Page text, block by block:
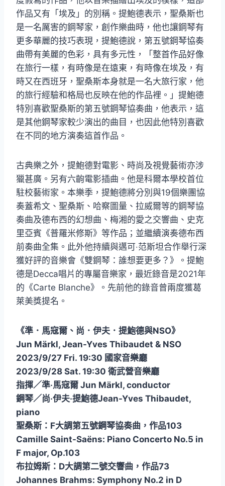
作品又有「埃及」的別稱。提鮑德表示，聖桑斯也
是一名厲害的鋼琴家，創作樂曲時，他也讓鋼琴有
更多華麗的技巧表現，提鮑德說，第五號鋼琴協奏
曲帶有美麗的色彩，具有多元性，「整首作品好像
在旅行一樣，有時像是在遠東，有時像在埃及，有
時又在西班牙，聖桑斯本身就是一名大旅行家，他
的旅行經驗和格局也反映在他的作品裡。」提鮑德
特別喜歡聖桑斯的第五號鋼琴協奏曲，他表示，這
是其他鋼琴家較少演出的曲目，也因此他特別喜歡
在不同的地方演奏這首作品。
古典樂之外，提鮑德對電影、時尚及視覺藝術亦涉
獵甚廣。另有六齣電影插曲。他是科爾本學校首位
駐校藝術家。本樂季，提鮑德將分別與19個樂團協
奏蓋希文、聖桑斯、哈察圖量、拉威爾等的鋼琴協
奏曲及德布西的幻想曲、梅湘的愛之交響曲、史克
里亞賓《普羅米修斯》等作品；並繼續演奏德布西
前奏曲全集。此外他持續與邁可‧范斯坦合作舉行深
獲好評的音樂會《雙鋼琴：誰想要更多？》。提鮑
德是Decca唱片的專屬音樂家，最近錄音是2021年
的《Carte Blanche》。先前他的錄音曾兩度獲葛
萊美獎提名。
《準．馬寇爾、尚．伊夫．提鮑德與NSO》
Jun Märkl, Jean-Yves Thibaudet & NSO
2023/9/27 Fri. 19:30 國家音樂廳
2023/9/28 Sat. 19:30 衛武營音樂廳
指揮／準‧馬寇爾 Jun Märkl, conductor
鋼琴／尚‧伊夫‧提鮑德Jean-Yves Thibaudet,
piano
聖桑斯：F大調第五號鋼琴協奏曲，作品103
Camille Saint-Saëns: Piano Concerto No.5 in
F major, Op.103
布拉姆斯：D大調第二號交響曲，作品73
Johannes Brahms: Symphony No.2 in D